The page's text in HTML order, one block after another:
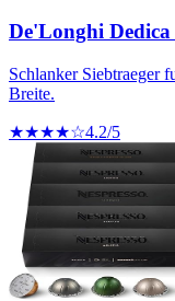
De'Longhi Dedica
Schlanker Siebtraeger
Breite.
★★★★☆4.2/5